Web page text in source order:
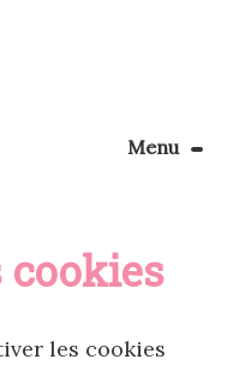
Menu
Apprendre la couture
son coin couture
Rechercher
cookies
les cookies